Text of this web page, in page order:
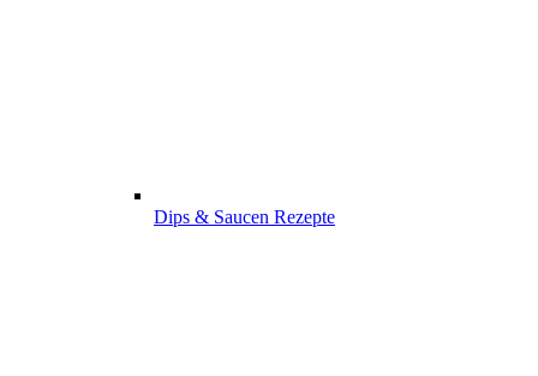
Dips & Saucen Rezepte